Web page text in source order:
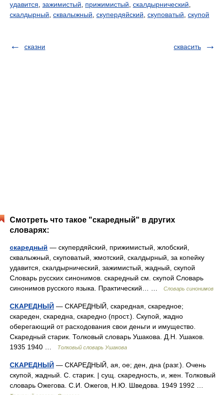
удавится зажимистый прижимистый скалдырнический
скалдырный сквалыжный скупердяйский скуповатый скупой
сказни сквасить
Смотреть что такое "скаредный" в других
словарях:
скаредный — скупердяйский, прижимистый, жлобский,
сквалыжный, скуповатый, жмотский, скалдырный, за копейку
удавится, скалдырнический, зажимистый, жадный, скупой
Словарь русских синонимов. скаредный см. скупой Словарь
синонимов русского языка. Практический… …
Словарь синонимов
СКАРЕДНЫЙ — СКАРЕДНЫЙ, скаредная, скаредное;
скареден, скаредна, скаредно (прост.). Скупой, жадно
оберегающий от расходования свои деньги и имущество.
Скаредный старик. Толковый словарь Ушакова. Д.Н. Ушаков.
1935 1940 …
Толковый словарь Ушакова
СКАРЕДНЫЙ — СКАРЕДНЫЙ, ая, ое; ден, дна (разг.). Очень
скупой, жадный. С. старик. | сущ. скаредность, и, жен. Толковый
словарь Ожегова. С.И. Ожегов, Н.Ю. Шведова. 1949 1992 …